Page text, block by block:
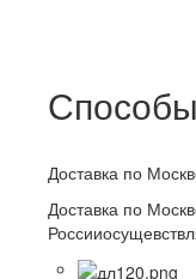
Доставка по
Доставка по